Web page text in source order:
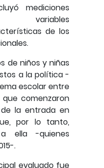
mediciones
variables
de los
de niños y niñas
a la política -
escolar entre
que comenzaron
la entrada en
por lo tanto,
ella -quienes
.
evaluado fue